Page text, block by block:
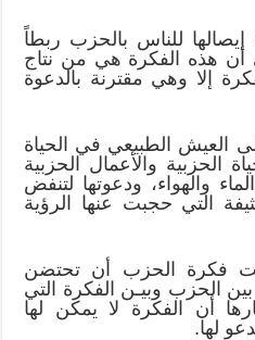
للناس بالحزب ربطاً
أن هذه الفكرة هي من نتاج
إلا وهي مقترنة بالدعوة
العيش الطبيعي في الحياة
الحزبية والأعمال الحزبية
والهواء، ودعوتها لتنفض
التي حجبت عنها الرؤية
فكرة الحزب أن تحتضن
الحزب وبيـن الفكرة التي
أن الفكرة لا يمكن لها
لها.